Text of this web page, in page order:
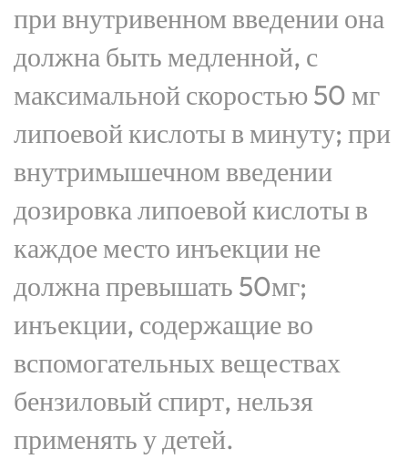
при внутривенном введении она
должна быть медленной, с
максимальной скоростью 50 мг
липоевой кислоты в минуту; при
внутримышечном введении
дозировка липоевой кислоты в
каждое место инъекции не
должна превышать 50мг;
инъекции, содержащие во
вспомогательных веществах
бензиловый спирт, нельзя
применять у детей.